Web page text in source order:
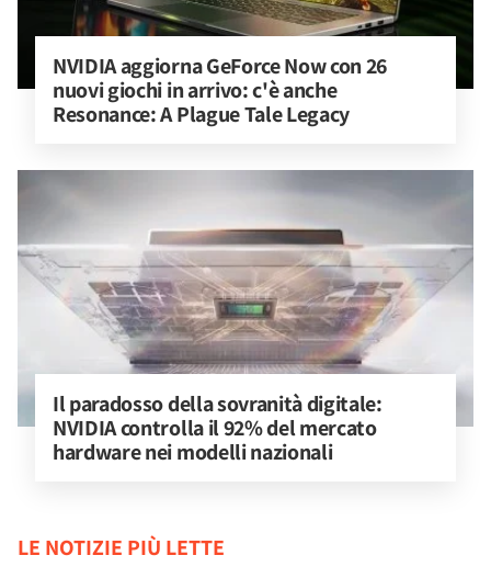
NVIDIA aggiorna GeForce Now con 26
nuovi giochi in arrivo: c'è anche
Resonance: A Plague Tale Legacy
Il paradosso della sovranità digitale:
NVIDIA controlla il 92% del mercato
hardware nei modelli nazionali
LE NOTIZIE PIÙ LETTE